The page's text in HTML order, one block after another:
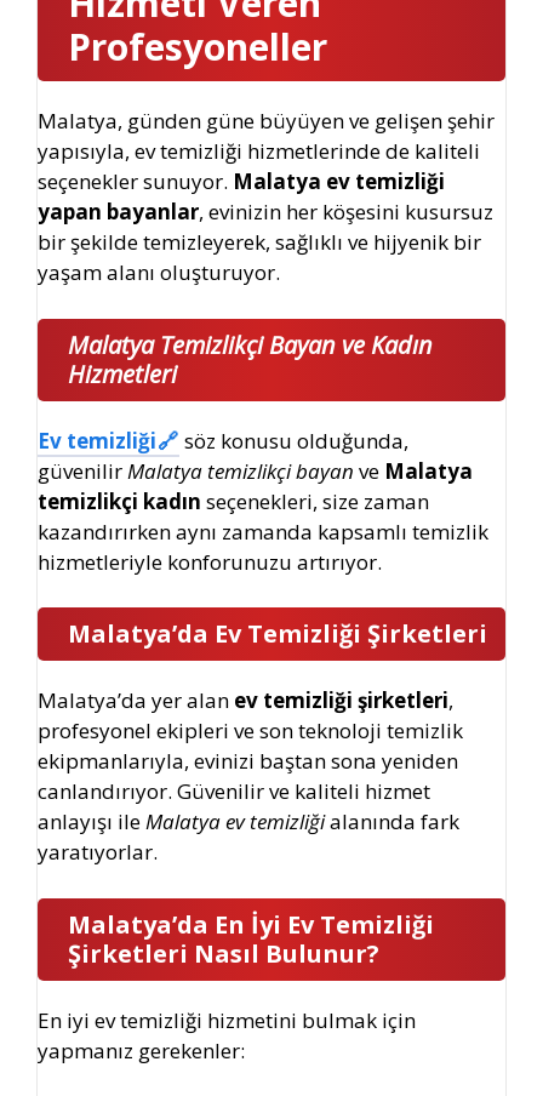
Profesyoneller
Malatya, günden güne büyüyen ve gelişen şehir
yapısıyla, ev temizliği hizmetlerinde de kaliteli
seçenekler sunuyor. Malatya ev temizliği
yapan bayanlar, evinizin her köşesini kusursuz
bir şekilde temizleyerek, sağlıklı ve hijyenik bir
yaşam alanı oluşturuyor.
Malatya Temizlikçi Bayan ve Kadın
Hizmetleri
Ev temizliği
söz konusu olduğunda,
güvenilirMalatya temizlikçi bayan ve Malatya
temizlikçi kadın seçenekleri, size zaman
kazandırırken aynı zamanda kapsamlı temizlik
hizmetleriyle konforunuzu artırıyor.
Malatya’da Ev Temizliği Şirketleri
Malatya’da yer alan ev temizliği şirketleri,
profesyonel ekipleri ve son teknoloji temizlik
ekipmanlarıyla, evinizi baştan sona yeniden
canlandırıyor. Güvenilir ve kaliteli hizmet
anlayışı ileMalatya ev temizliğialanında fark
yaratıyorlar.
Malatya’da En İyi Ev Temizliği
Şirketleri Nasıl Bulunur?
En iyi ev temizliği hizmetini bulmak için
yapmanız gerekenler: